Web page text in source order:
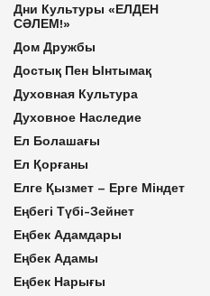
Дни Культуры «ЕЛДЕН
СӘЛЕМ!»
Дом Дружбы
Достық Пен Ынтымақ
Духовная Культура
Духовное Наследие
Ел Болашағы
Ел Қорғаны
Елге Қызмет – Ерге Міндет
Еңбегі Түбі-Зейнет
Еңбек Адамдары
Еңбек Адамы
Еңбек Нарығы